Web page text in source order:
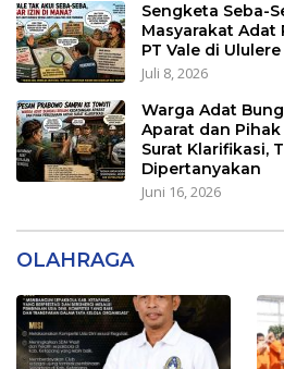
Sengketa Seba-
Masyarakat Adat
PT Vale di Ululere
Juli 8, 2026
Warga Adat
Aparat dan
Surat Klarifikasi,
Dipertanyakan
Juni 16, 2026
OLAHRAGA